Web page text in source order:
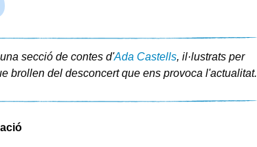
secció de contes d'Ada Castells, il·lustrats per
brollen del desconcert que ens provoca l'actualitat.